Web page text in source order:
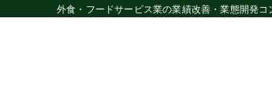
外食・フードサービス業の業績改善・業態開発